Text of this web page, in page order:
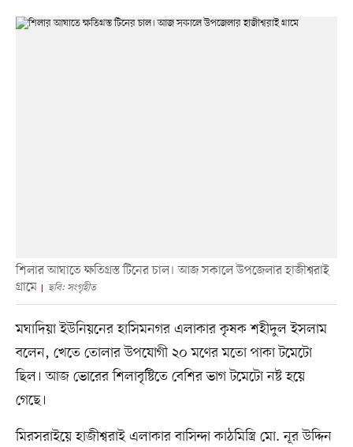
শিলার আঘাতে ক্ষতিগ্রস্ত টিনের চাল। আজ সকালে উপজেলার হাজীশ্বরাই
গ্রামে
ছবি: সংগৃহীত
মঘাদিয়া ইউনিয়নের হাসিমনগর এলাকার কৃষক শহীদুল ইসলাম
বলেন, খেতে তোলার উপযোগী ২০ মণের মতো পাকা টমেটো
ছিল। আজ ভোরের শিলাবৃষ্টিতে বেশির ভাগ টমেটো নষ্ট হয়ে
গেছে।
মিরসরাইয়ে হাজীশ্বরাই এলাকার বাসিন্দা কাঠমিস্ত্রি মো. নূর উদ্দিন